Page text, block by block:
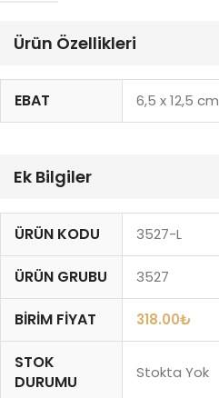
Ürün Özellikleri
EBAT 6,5 x 12,5 cm
Ek Bilgiler
ÜRÜN KODU 3527-L
ÜRÜN GRUBU 3527
BIRIM FIYAT 318.00₺
STOK
DURUMU
Stokta Yok